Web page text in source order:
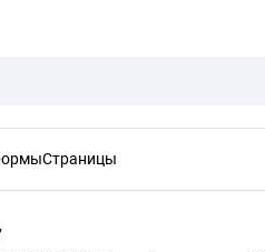
Страницы